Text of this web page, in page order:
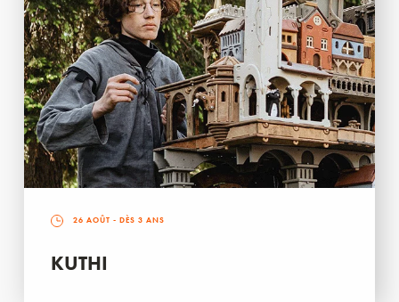
26 AOÛT - DÈS 3 ANS
KUTHI